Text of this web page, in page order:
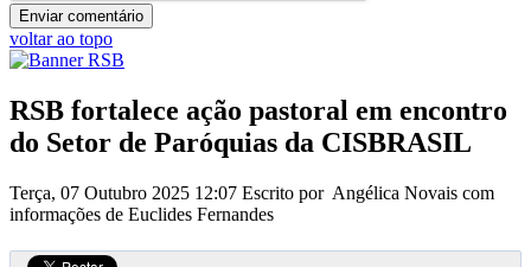
voltar ao topo
RSB fortalece ação pastoral em encontro
do Setor de Paróquias da CISBRASIL
Terça, 07 Outubro 2025 12:07 Escrito por Angélica Novais com
informações de Euclides Fernandes